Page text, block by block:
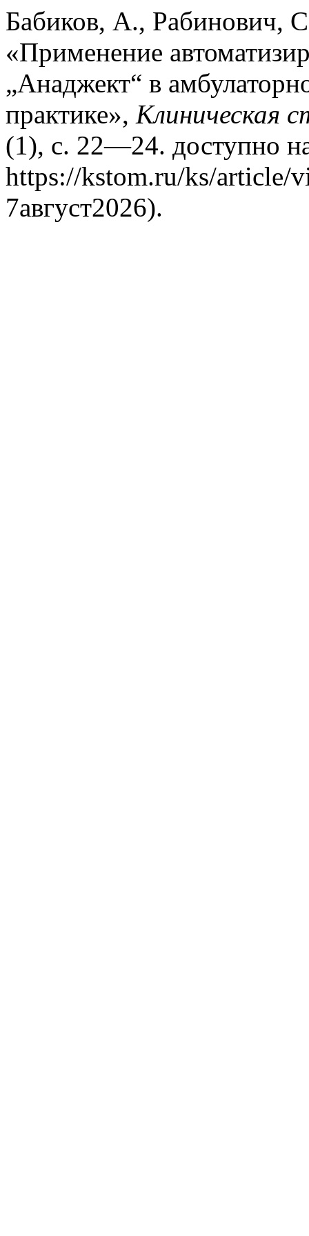
Бабиков, А., Рабинович,
«Применение
„Анаджект“ в
практике», Клиническая
(1), с. 22—24. доступно
https://kstom.ru/ks/article/
7август2026).